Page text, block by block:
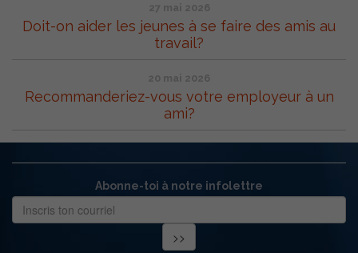
27 mai 2026
Doit-on aider les jeunes à se faire des amis au
travail?
20 mai 2026
Recommanderiez-vous votre employeur à un
ami?
Abonne-toi à notre infolettre